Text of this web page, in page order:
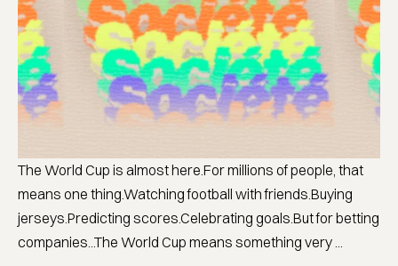
The World Cup is almost here.For millions of people, that
means one thing.Watching football with friends.Buying
jerseys.Predicting scores.Celebrating goals.But for betting
companies...The World Cup means something very ...